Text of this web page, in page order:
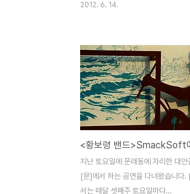
만 하더라도 강좌에 대한 걱정과 설렘
슴 콩닥거리곤 했었죠. 리뷰 리뷰 리
아직 잘 알려지지 않은 비로소와 내방
선생님들에 대해 확신을 가지지 못하
은 선뜻 강좌를 신청하시지 못하셨고,
이런 강좌가 있음을 잘 알리기조차도
이 많았다는 것을 인정한답니다. 하지
두명으로 시작한 강좌들이 이만큼 진
또 마무리를 앞두고 있다고 생각하니
가 지향하는 바대로 ’젊은..
2012. 6. 14.
지난 토요일에 문래동에 자리한 대안
[문]에서 하는 공연을 다녀왔습니다.
서는 매달 셋째주 토요일마다